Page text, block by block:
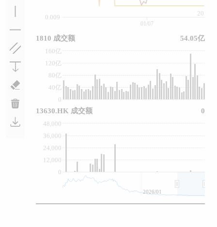
0.009
20
0
80亿
160亿
40亿
120亿
0
12,000
24,000
36,000
48,000
01/07
2026/01
1810 成交额 54.05亿
13630.HK 成交额 0